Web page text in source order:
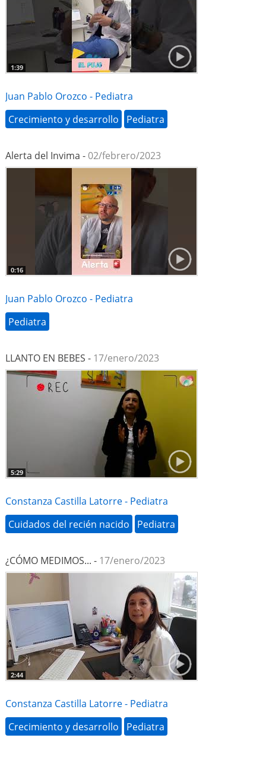
1:39
Juan Pablo Orozco - Pediatra
Crecimiento y desarrollo
Pediatra
Alerta del Invima - 02/febrero/2023
0:16
Juan Pablo Orozco - Pediatra
Pediatra
LLANTO EN BEBES - 17/enero/2023
5:29
Constanza Castilla Latorre - Pediatra
Cuidados del recién nacido
Pediatra
¿CÓMO MEDIMOS... - 17/enero/2023
2:44
Constanza Castilla Latorre - Pediatra
Crecimiento y desarrollo
Pediatra